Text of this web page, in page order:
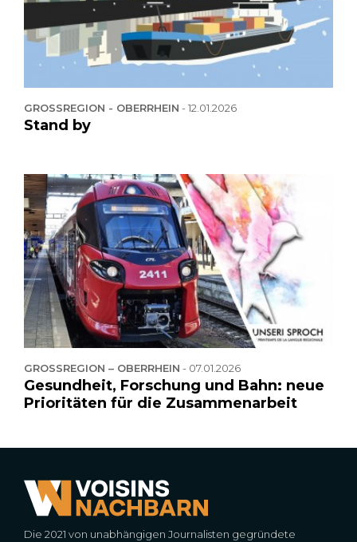
GROSSREGION - OBERRHEIN -12.01.2026
Stand by
GROSSREGION – OBERRHEIN - 07.01.2026
Gesundheit, Forschung und Bahn: neue
Prioritäten für die Zusammenarbeit
Die 2021 von unabhängigen Journalisten gegründete